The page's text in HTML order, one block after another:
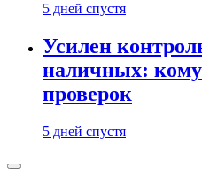
5 дней спустя
Усилен
наличных: кому
проверок
5 дней спустя